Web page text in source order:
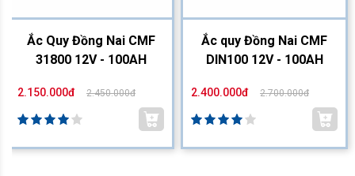
Ắc Quy Đồng Nai CMF
31800 12V - 100AH
2.150.000đ 2.450.000đ
Ắc quy Đồng Nai CMF
DIN100 12V - 100AH
2.400.000đ 2.700.000đ